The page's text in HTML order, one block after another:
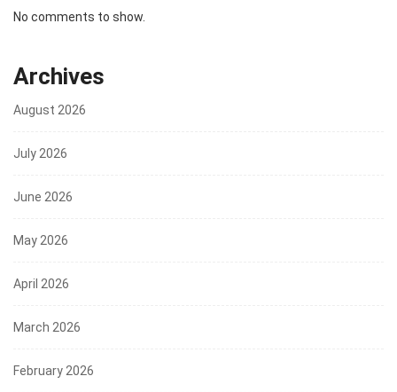
No comments to show.
Archives
August 2026
July 2026
June 2026
May 2026
April 2026
March 2026
February 2026